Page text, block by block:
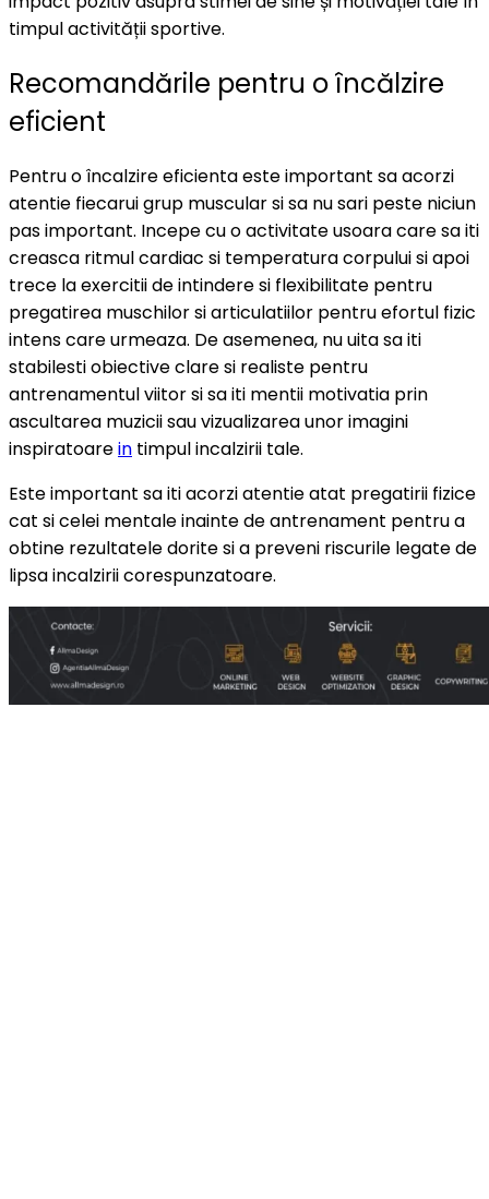
timpul activității sportive.
Recomandările pentru o încălzire
eficient
Pentru o încalzire eficienta este important sa acorzi
atentie fiecarui grup muscular si sa nu sari peste niciun
pas important. Incepe cu o activitate usoara care sa iti
creasca ritmul cardiac si temperatura corpului si apoi
trece la exercitii de intindere si flexibilitate pentru
pregatirea muschilor si articulatiilor pentru efortul fizic
intens care urmeaza. De asemenea, nu uita sa iti
stabilesti obiective clare si realiste pentru
antrenamentul viitor si sa iti mentii motivatia prin
ascultarea muzicii sau vizualizarea unor imagini
inspiratoarein timpul incalzirii tale.
Este important sa iti acorzi atentie atat pregatirii fizice
cat si celei mentale inainte de antrenament pentru a
obtine rezultatele dorite si a preveni riscurile legate de
lipsa incalzirii corespunzatoare.